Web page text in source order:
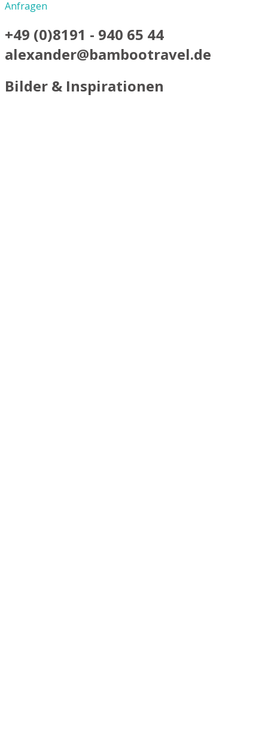
Anfragen
+49 (0)8191 - 940 65 44
alexander@bambootravel.de
Bilder & Inspirationen